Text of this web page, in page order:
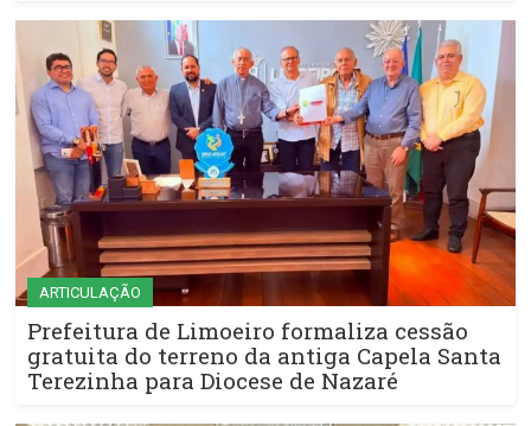
ARTICULAÇÃO
Prefeitura de Limoeiro formaliza cessão
gratuita do terreno da antiga Capela Santa
Terezinha para Diocese de Nazaré